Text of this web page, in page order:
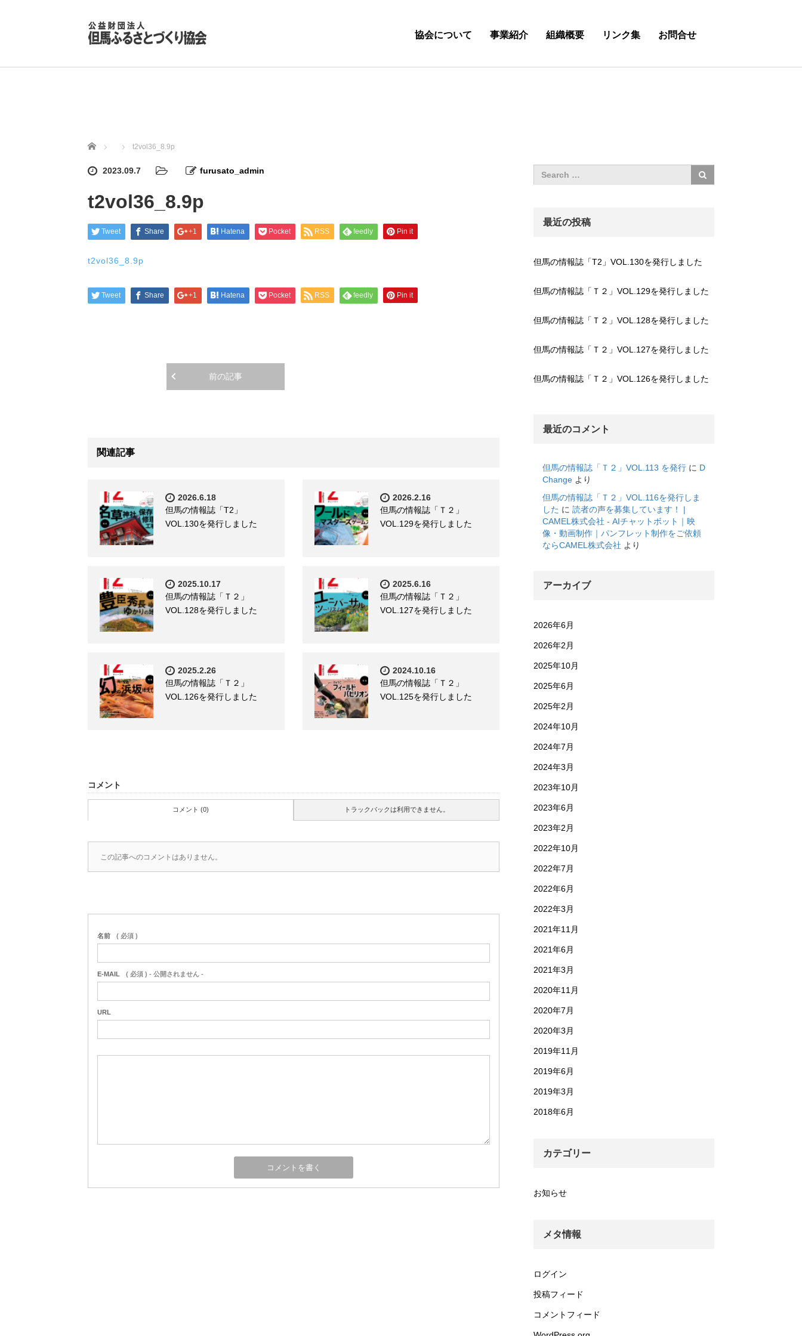
協会について 事業紹介 組織概要 リンク集 お問合せ
ホーム t2vol36_8.9p
2023.09.7 furusato_admin
t2vol36_8.9p
Tweet Share +1 Hatena Pocket RSS feedly Pin it
t2vol36_8.9p
Tweet Share +1 Hatena Pocket RSS feedly Pin it
前の記事
関連記事
2026.6.18
但馬の情報誌「T2」
VOL.130を発行しました
2026.2.16
但馬の情報誌「Ｔ２」
VOL.129を発行しました
2025.10.17
但馬の情報誌「Ｔ２」
VOL.128を発行しました
2025.6.16
但馬の情報誌「Ｔ２」
VOL.127を発行しました
2025.2.26
但馬の情報誌「Ｔ２」
VOL.126を発行しました
2024.10.16
但馬の情報誌「Ｔ２」
VOL.125を発行しました
コメント
コメント (0) トラックバックは利用できません。
この記事へのコメントはありません。
名前 ( 必須 )
E-MAIL ( 必須 ) - 公開されません -
URL
最近の投稿
但馬の情報誌「T2」VOL.130を発行しました
但馬の情報誌「Ｔ２」VOL.129を発行しました
但馬の情報誌「Ｔ２」VOL.128を発行しました
但馬の情報誌「Ｔ２」VOL.127を発行しました
但馬の情報誌「Ｔ２」VOL.126を発行しました
最近のコメント
但馬の情報誌「Ｔ２」VOL.113 を発行 に D
Change より
但馬の情報誌「Ｔ２」VOL.116を発行しま
した に 読者の声を募集しています！ |
CAMEL株式会社 - AIチャットボット｜映
像・動画制作｜パンフレット制作をご依頼
ならCAMEL株式会社 より
アーカイブ
2026年6月
2026年2月
2025年10月
2025年6月
2025年2月
2024年10月
2024年7月
2024年3月
2023年10月
2023年6月
2023年2月
2022年10月
2022年7月
2022年6月
2022年3月
2021年11月
2021年6月
2021年3月
2020年11月
2020年7月
2020年3月
2019年11月
2019年6月
2019年3月
2018年6月
カテゴリー
お知らせ
メタ情報
ログイン
投稿フィード
コメントフィード